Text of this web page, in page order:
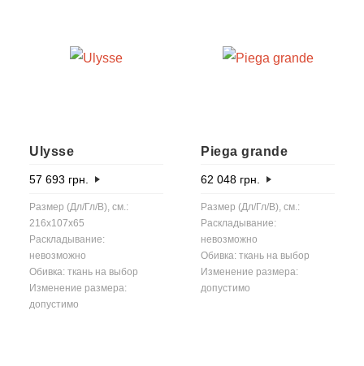
Ulysse
57 693 грн.
Размер (Дл/Гл/В), см.:
216x107x65
Раскладывание:
невозможно
Обивка: ткань на выбор
Изменение размера:
допустимо
Piega grande
62 048 грн.
Размер (Дл/Гл/В), см.:
Раскладывание:
невозможно
Обивка: ткань на выбор
Изменение размера:
допустимо